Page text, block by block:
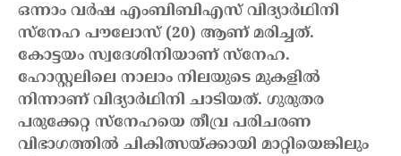
ഒന്നാം വർഷ എംബിബിഎസ് വിദ്യാർഥിനി
സ്നേഹ പൗലോസ് (20) ആണ് മരിച്ചത്.
കോട്ടയം സ്വദേശിനിയാണ് സ്നേഹ.
ഹോസ്റ്റലിലെ നാലാം നിലയുടെ മുകളിൽ
നിന്നാണ് വിദ്യാർഥിനി ചാടിയത്. ഗുരുതര
പരുക്കേറ്റ സ്നേഹയെ തീവ്ര പരിചരണ
വിഭാഗത്തിൽ ചികിത്സയ്ക്കായി മാറ്റിയെങ്കിലും